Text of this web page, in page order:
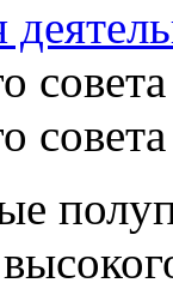
совета